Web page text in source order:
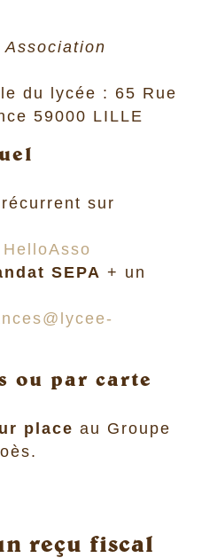
Association
du lycée : 65 Rue
59000 LILLE
sur
SEPA + un
ou par carte
place au Groupe
reçu fiscal